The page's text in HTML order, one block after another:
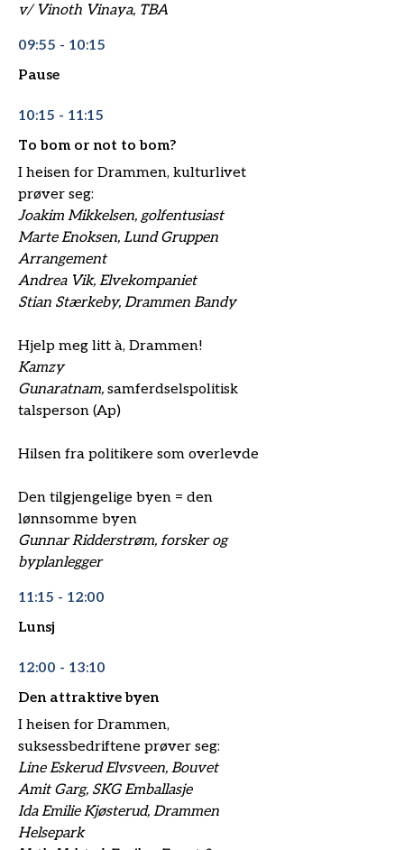
v/ Vinoth Vinaya, TBA
09:55 - 10:15
Pause
10:15 - 11:15
To bom or not to bom?
I heisen for Drammen, kulturlivet
prøver seg:
Joakim Mikkelsen, golfentusiast
Marte Enoksen, Lund Gruppen
Arrangement
Andrea Vik, Elvekompaniet
Stian Stærkeby, Drammen Bandy
Hjelp meg litt à, Drammen!
Kamzy
Gunaratnam, samferdselspolitisk
talsperson (Ap)
Hilsen fra politikere som overlevde
Den tilgjengelige byen = den
lønnsomme byen
Gunnar Ridderstrøm, forsker og
byplanlegger
11:15 - 12:00
Lunsj
12:00 - 13:10
Den attraktive byen
I heisen for Drammen,
suksessbedriftene prøver seg:
Line Eskerud Elvsveen, Bouvet
Amit Garg, SKG Emballasje
Ida Emilie Kjøsterud, Drammen
Helsepark